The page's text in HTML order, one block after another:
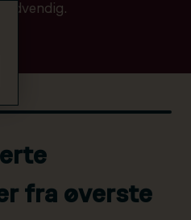
fra øverste